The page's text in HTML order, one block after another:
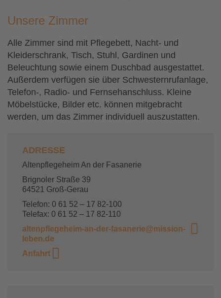
Unsere Zimmer
Alle Zimmer sind mit Pflegebett, Nacht- und
Kleiderschrank, Tisch, Stuhl, Gardinen und
Beleuchtung sowie einem Duschbad ausgestattet.
Außerdem verfügen sie über Schwesternrufanlage,
Telefon-, Radio- und Fernsehanschluss. Kleine
Möbelstücke, Bilder etc. können mitgebracht
werden, um das Zimmer individuell auszustatten.
ADRESSE
Altenpflegeheim An der Fasanerie
Brignoler Straße 39
64521 Groß-Gerau
Telefon: 0 61 52 – 17 82-100
Telefax: 0 61 52 – 17 82-110
altenpflegeheim-an-der-fasanerie@mission-
leben.de
Anfahrt